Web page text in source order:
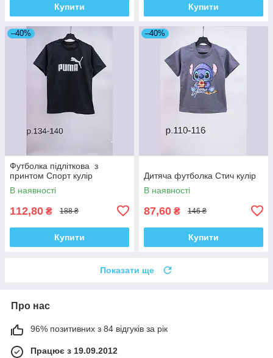
Купити Купити
–40%
Футболка підліткова з
принтом Спорт кулір
В наявності
112,80 ₴ 188 ₴
Купити
–40%
Дитяча футболка Стич кулір
В наявності
87,60 ₴ 146 ₴
Купити
Показати ще
Про нас
96% позитивних з 84 відгуків за рік
Працює з 19.09.2012